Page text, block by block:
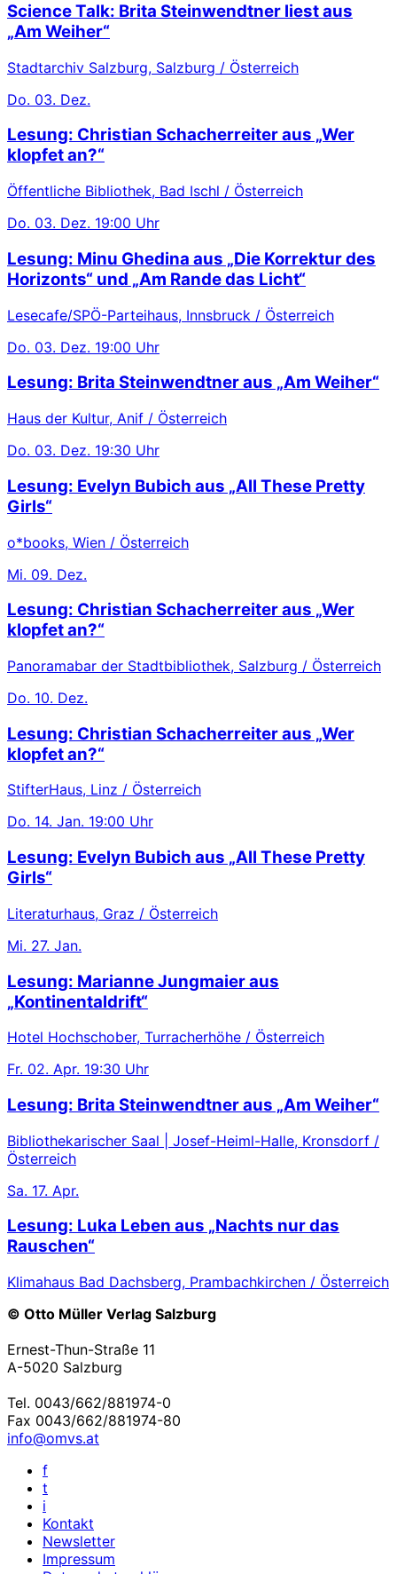
Science Talk: Brita Steinwendtner liest aus
„Am Weiher“
Stadtarchiv Salzburg, Salzburg / Österreich
Do. 03. Dez.
Lesung: Christian Schacherreiter aus „Wer
klopfet an?“
Öffentliche Bibliothek, Bad Ischl / Österreich
Do. 03. Dez. 19:00 Uhr
Lesung: Minu Ghedina aus „Die Korrektur des
Horizonts“ und „Am Rande das Licht“
Lesecafe/SPÖ-Parteihaus, Innsbruck / Österreich
Do. 03. Dez. 19:00 Uhr
Lesung: Brita Steinwendtner aus „Am Weiher“
Haus der Kultur, Anif / Österreich
Do. 03. Dez. 19:30 Uhr
Lesung: Evelyn Bubich aus „All These Pretty
Girls“
o*books, Wien / Österreich
Mi. 09. Dez.
Lesung: Christian Schacherreiter aus „Wer
klopfet an?“
Panoramabar der Stadtbibliothek, Salzburg / Österreich
Do. 10. Dez.
Lesung: Christian Schacherreiter aus „Wer
klopfet an?“
StifterHaus, Linz / Österreich
Do. 14. Jan. 19:00 Uhr
Lesung: Evelyn Bubich aus „All These Pretty
Girls“
Literaturhaus, Graz / Österreich
Mi. 27. Jan.
Lesung: Marianne Jungmaier aus
„Kontinentaldrift“
Hotel Hochschober, Turracherhöhe / Österreich
Fr. 02. Apr. 19:30 Uhr
Lesung: Brita Steinwendtner aus „Am Weiher“
Bibliothekarischer Saal | Josef-Heiml-Halle, Kronsdorf /
Österreich
Sa. 17. Apr.
Lesung: Luka Leben aus „Nachts nur das
Rauschen“
Klimahaus Bad Dachsberg, Prambachkirchen / Österreich
© Otto Müller Verlag Salzburg
Ernest-Thun-Straße 11
A-5020 Salzburg
Tel. 0043/662/881974-0
Fax 0043/662/881974-80
info@omvs.at
f
t
i
Kontakt
Newsletter
Impressum